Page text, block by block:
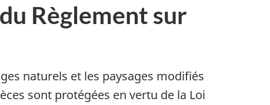
Règlement sur
naturels et les paysages modifiés
sont protégées en vertu de la Loi